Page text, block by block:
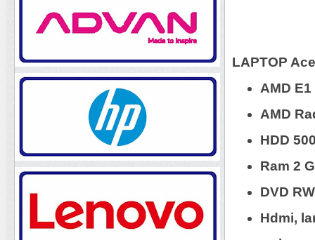
LAPTOP
AMD
AMD
HDD
Ram 2
DVD RW
Hdmi,